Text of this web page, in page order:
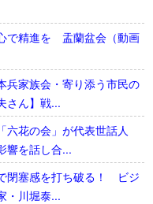
で精進を 盂蘭盆会（動画
兵家族会・寄り添う市民の
さん】戦...
六花の会」が代表世話人
を話し合...
閉塞感を打ち破る！ ビジ
・川堀泰...